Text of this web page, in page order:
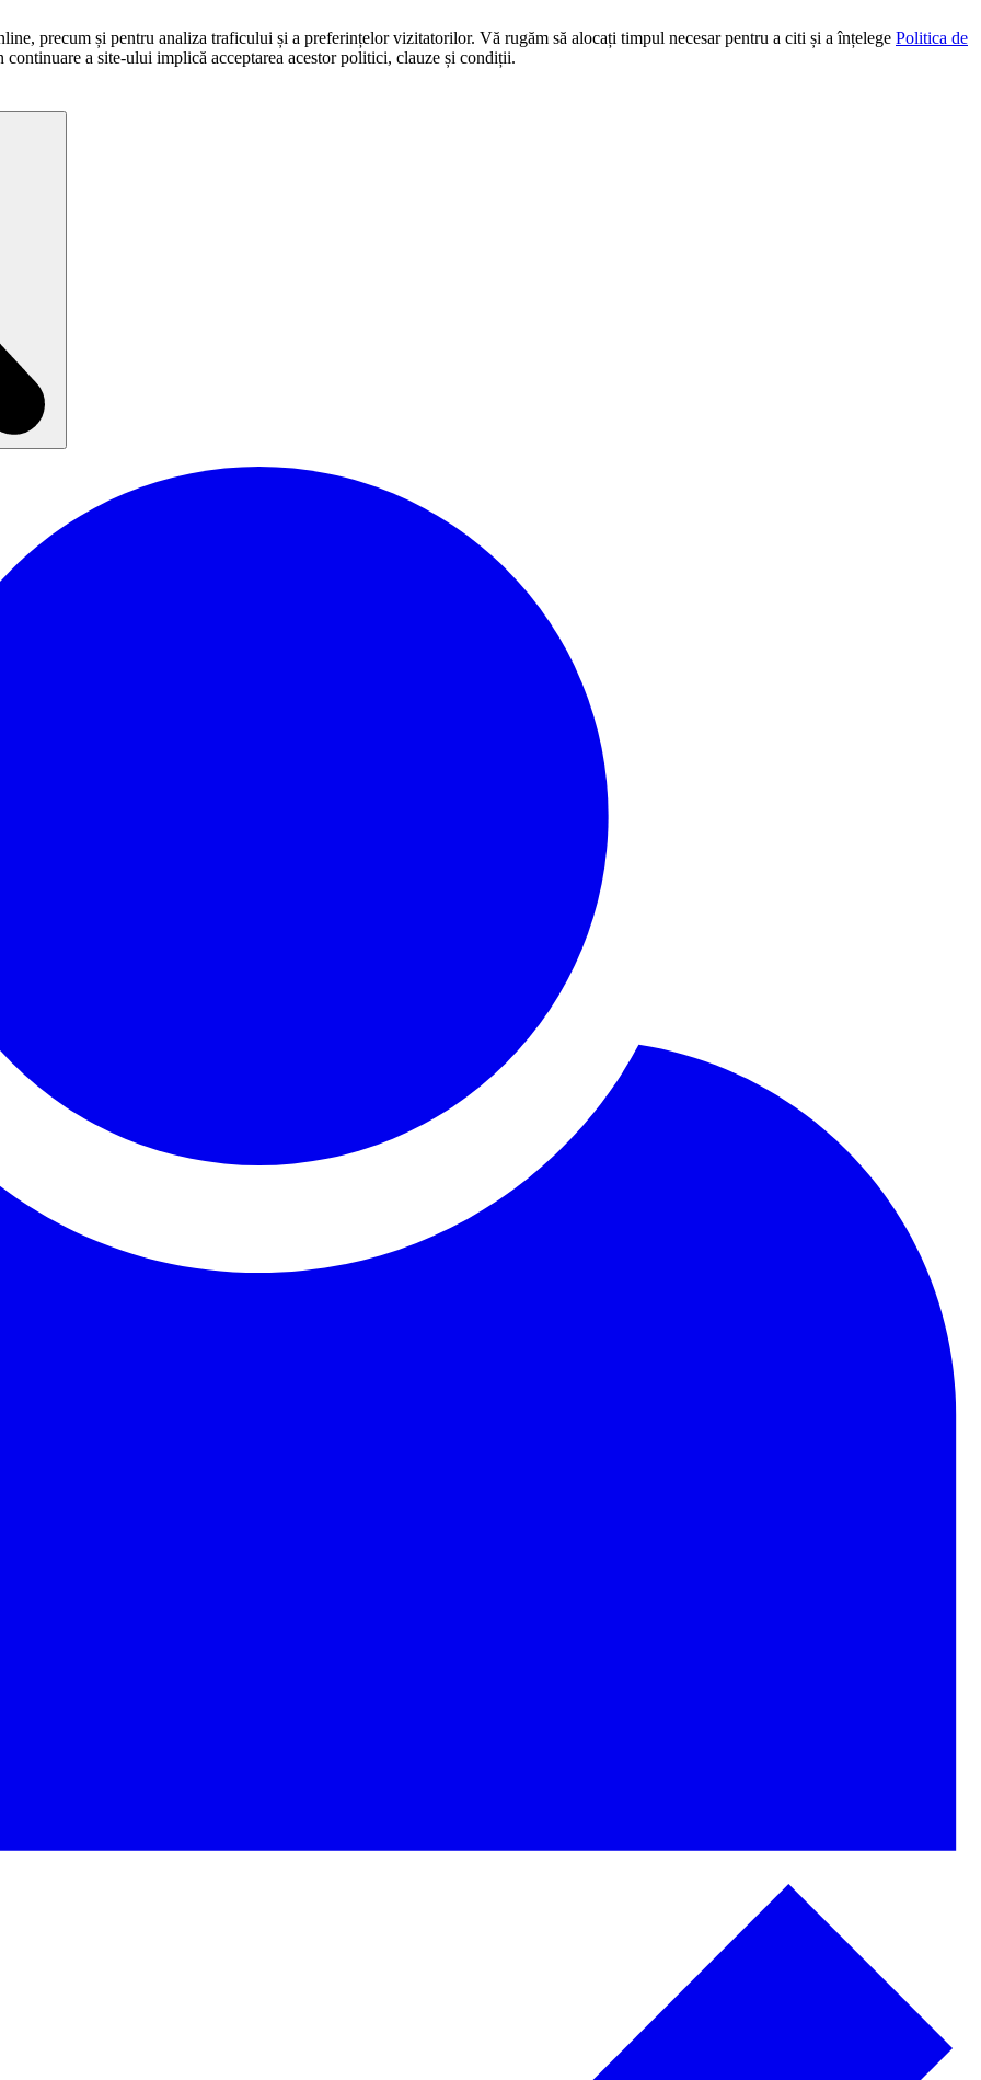
precum și pentru analiza traficului și a preferințelor vizitatorilor. Vă rugăm să alocați timpul necesar pentru a citi și a înțelege Politica de
continuare a site-ului implică acceptarea acestor politici, clauze și condiții.